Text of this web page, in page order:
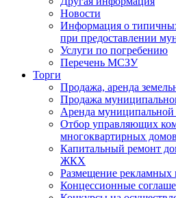
Новости
Информация о
при предоставлении
Услуги по погребению
Перечень МСЗУ
Торги
Продажа, аренда
Продажа
Аренда муниципальной
Отбор управляющих
многоквартирных домов
Капитальный ремонт
ЖКХ
Размещение рекламных
Концессионные